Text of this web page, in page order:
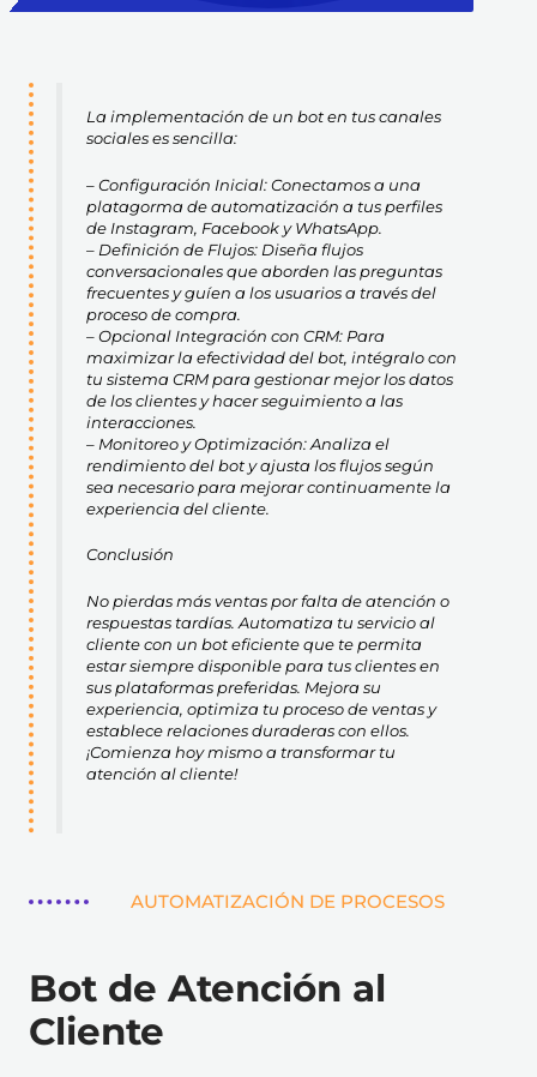
La implementación de un bot en tus canales
sociales es sencilla:
– Configuración Inicial: Conectamos a una
platagorma de automatización a tus perfiles
de Instagram, Facebook y WhatsApp.
– Definición de Flujos: Diseña flujos
conversacionales que aborden las preguntas
frecuentes y guíen a los usuarios a través del
proceso de compra.
– Opcional Integración con CRM: Para
maximizar la efectividad del bot, intégralo con
tu sistema CRM para gestionar mejor los datos
de los clientes y hacer seguimiento a las
interacciones.
– Monitoreo y Optimización: Analiza el
rendimiento del bot y ajusta los flujos según
sea necesario para mejorar continuamente la
experiencia del cliente.
Conclusión
No pierdas más ventas por falta de atención o
respuestas tardías. Automatiza tu servicio al
cliente con un bot eficiente que te permita
estar siempre disponible para tus clientes en
sus plataformas preferidas. Mejora su
experiencia, optimiza tu proceso de ventas y
establece relaciones duraderas con ellos.
¡Comienza hoy mismo a transformar tu
atención al cliente!
AUTOMATIZACIÓN DE PROCESOS
Bot de Atención al
Cliente